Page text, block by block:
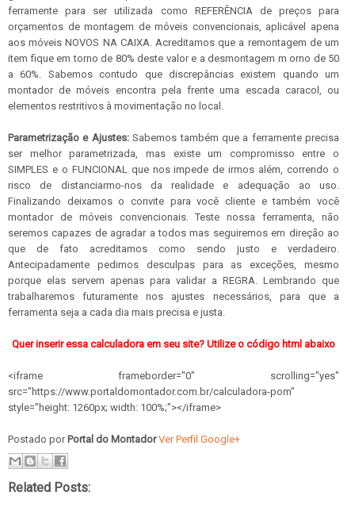
ferramente para ser utilizada como REFERÊNCIA de preços para
orçamentos de montagem de móveis convencionais, aplicável apena
aos móveis NOVOS NA CAIXA. Acreditamos que a remontagem de um
item fique em torno de 80% deste valor e a desmontagem m orno de 50
a 60%. Sabemos contudo que discrepâncias existem quando um
montador de móveis encontra pela frente uma escada caracol, ou
elementos restritivos à movimentação no local.
Parametrização e Ajustes:Sabemos também que a ferramente precisa
ser melhor parametrizada, mas existe um compromisso entre o
SIMPLES e o FUNCIONAL que nos impede de irmos além, correndo o
risco de distanciarmo-nos da realidade e adequação ao uso.
Finalizando deixamos o convite para você cliente e também você
montador de móveis convencionais. Teste nossa ferramenta, não
seremos capazes de agradar a todos mas seguiremos em direção ao
que de fato acreditamos como sendo justo e verdadeiro.
Antecipadamente pedimos desculpas para as exceções, mesmo
porque elas servem apenas para validar a REGRA. Lembrando que
trabalharemos futuramente nos ajustes necessários, para que a
ferramenta seja a cada dia mais precisa e justa.
Quer inserir essa calculadora em seu site? Utilize o código html abaixo
<iframe frameborder="0" scrolling="yes"
src="https://www.portaldomontador.com.br/calculadora-pom"
style="height: 1260px; width: 100%;"></iframe>
Postado por Portal do Montador Ver Perfil Google+
Related Posts: